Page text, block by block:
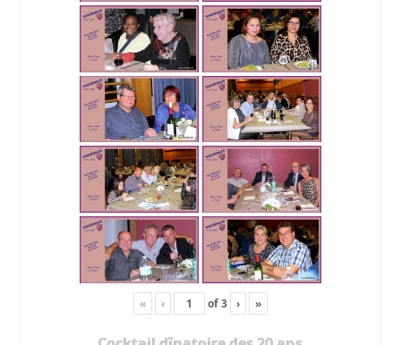
« ‹ of3 › »